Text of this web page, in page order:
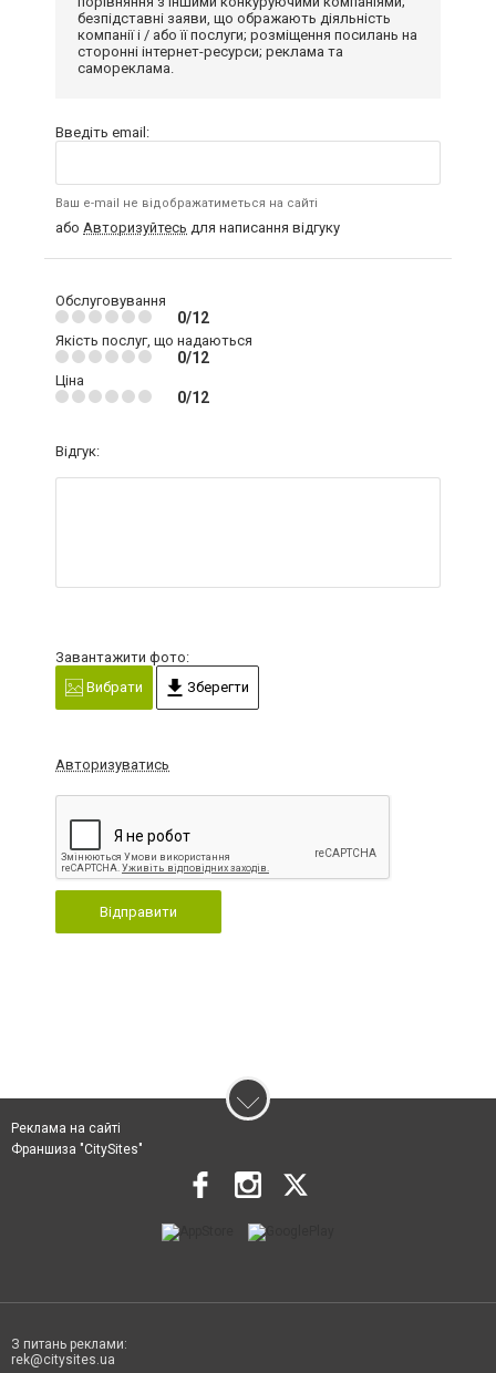
безпідставні заяви, що ображають діяльність
компанії і / або її послуги; розміщення посилань на
сторонні інтернет-ресурси; реклама та
самореклама.
Введіть email:
Ваш e-mail не відображатиметься на сайті
або Авторизуйтесь для написання відгуку
Обслуговування
0/12
Якість послуг, що надаються
0/12
Ціна
0/12
Відгук:
Завантажити фото:
Вибрати
Зберегти
Авторизуватись
Відправити
Реклама на сайті
Франшиза "CitySites"
З питань реклами:
rek@citysites.ua